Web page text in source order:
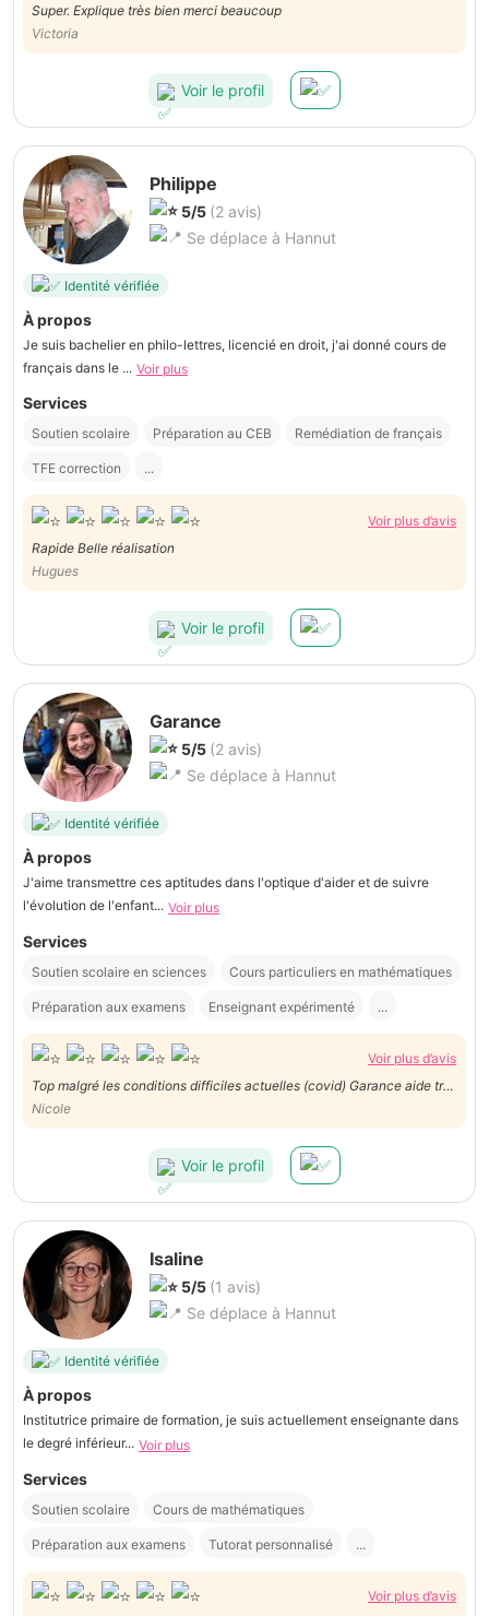
Super. Explique très bien merci beaucoup
Victoria
Voir le profil
Philippe
5/5 (2 avis)
Se déplace à Hannut
Identité vérifiée
À propos
Je suis bachelier en philo-lettres, licencié en droit, j'ai donné cours de
français dans le ... Voir plus
Services
Soutien scolaire Préparation au CEB Remédiation de français
TFE correction ...
Voir plus d’avis
Rapide Belle réalisation
Hugues
Voir le profil
Garance
5/5 (2 avis)
Se déplace à Hannut
Identité vérifiée
À propos
J'aime transmettre ces aptitudes dans l'optique d'aider et de suivre
l'évolution de l'enfant... Voir plus
Services
Soutien scolaire en sciences Cours particuliers en mathématiques
Préparation aux examens Enseignant expérimenté ...
Voir plus d’avis
Top malgré les conditions difficiles actuelles (covid) Garance aide très
bien notre fils fan la compréhension et l’apprentissage de la génétique
Nicole
Voir le profil
Isaline
5/5 (1 avis)
Se déplace à Hannut
Identité vérifiée
À propos
Institutrice primaire de formation, je suis actuellement enseignante dans
le degré inférieur... Voir plus
Services
Soutien scolaire Cours de mathématiques
Préparation aux examens Tutorat personnalisé ...
Voir plus d’avis